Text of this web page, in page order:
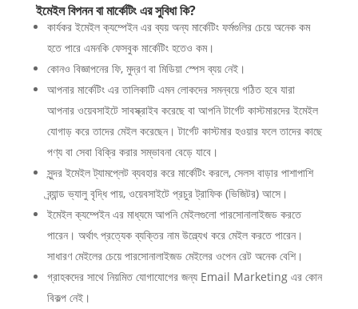
ইমেইল বিপনন বা মার্কেটিং এর সুবিধা কি?
কার্যকর ইমেইল ক্যম্পেইন এর ব্যয় অন্য মার্কেটিং ফর্মগুলির চেয়ে অনেক কম
হতে পারে এমনকি ফেসবুক মার্কেটিং হতেও কম।
কোনও বিজ্ঞাপনের ফি, মুদ্রণ বা মিডিয়া স্পেস ব্যয় নেই।
আপনার মার্কেটিং এর তালিকাটি এমন লোকদের সমন্বয়ে গঠিত হবে যারা
আপনার ওয়েবসাইটে সাবস্ক্রাইব করেছে বা আপনি টার্গেট কাস্টমারদের ইমেইল
যোগাড় করে তাদের মেইল করেছেন। টার্গেট কাস্টমার হওয়ার ফলে তাদের কাছে
পণ্য বা সেবা বিক্রি করার সম্ভাবনা বেড়ে যাবে।
সুন্দর ইমেইল ট্যামপ্লেট ব্যবহার করে মার্কেটিং করলে, সেলস বাড়ার পাশাপাশি
ব্র্যান্ড ভ্যালু বৃদ্ধি পায়, ওয়েবসাইটে প্রচুর ট্রাফিক (ভিজিটর) আসে।
ইমেইল ক্যম্পেইন এর মাধ্যমে আপনি মেইলগুলো পারসোনালাইজড করতে
পারেন। অর্থাৎ প্রত্যেক ব্যক্তির নাম উল্ল্যেখ করে মেইল করতে পারেন।
সাধারণ মেইলের চেয়ে পারসোনালাইজড মেইলের ওপেন রেট অনেক বেশি।
গ্রাহকদের সাথে নিয়মিত যোগাযোগের জন্য Email Marketing এর কোন
বিকল্প নেই।